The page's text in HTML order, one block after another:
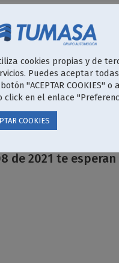
de 2021 te
cookies propias y de
Puedes aceptar
"ACEPTAR COOKIES" o
click en el enlace
COOKIES